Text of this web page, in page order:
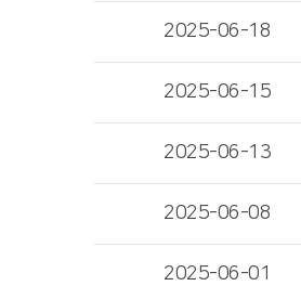
2025-06-18
2025-06-15
2025-06-13
2025-06-08
2025-06-01